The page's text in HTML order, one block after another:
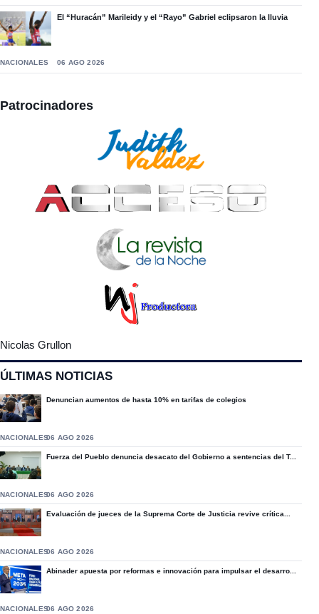
El “Huracán” Marileidy y el “Rayo” Gabriel eclipsaron la lluvia
NACIONALES 06 AGO 2026
Patrocinadores
Nicolas Grullon
ÚLTIMAS NOTICIAS
Denuncian aumentos de hasta 10% en tarifas de colegios
NACIONALES06 AGO 2026
Fuerza del Pueblo denuncia desacato del Gobierno a sentencias del T...
NACIONALES06 AGO 2026
Evaluación de jueces de la Suprema Corte de Justicia revive crítica...
NACIONALES06 AGO 2026
Abinader apuesta por reformas e innovación para impulsar el desarro...
NACIONALES06 AGO 2026